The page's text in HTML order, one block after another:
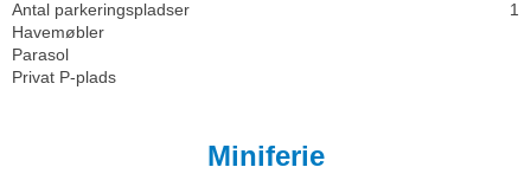
Antal parkeringspladser
1
Havemøbler
Parasol
Privat P-plads
Miniferie